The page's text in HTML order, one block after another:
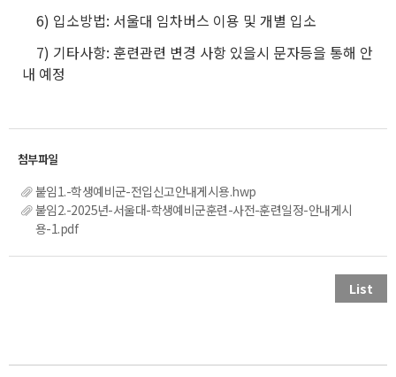
6) 입소방법: 서울대 임차버스 이용 및 개별 입소
7) 기타사항: 훈련관련 변경 사항 있을시 문자등을 통해 안
내 예정
붙임1.-학생예비군-전입신고안내게시용.hwp
붙임2.-2025년-서울대-학생예비군훈련-사전-훈련일정-안내게시
용-1.pdf
List